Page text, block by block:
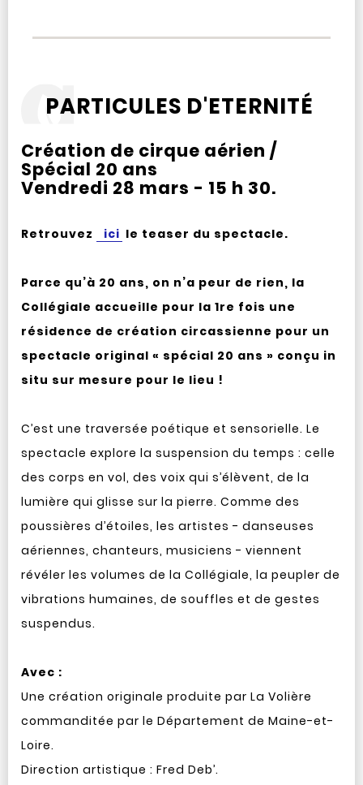
PARTICULES D'ETERNITÉ
Création de cirque aérien /
Spécial 20 ans
Vendredi 28 mars - 15 h 30.
Retrouvez ici le teaser du spectacle.
Parce qu’à 20 ans, on n’a peur de rien, la
Collégiale accueille pour la 1re fois une
résidence de création circassienne pour un
spectacle original « spécial 20 ans » conçu in
situ sur mesure pour le lieu !
C’est une traversée poétique et sensorielle. Le
spectacle explore la suspension du temps : celle
des corps en vol, des voix qui s’élèvent, de la
lumière qui glisse sur la pierre. Comme des
poussières d’étoiles, les artistes - danseuses
aériennes, chanteurs, musiciens - viennent
révéler les volumes de la Collégiale, la peupler de
vibrations humaines, de souffles et de gestes
suspendus.
Avec :
Une création originale produite par La Volière
commanditée par le Département de Maine-et-
Loire.
Direction artistique : Fred Deb’.